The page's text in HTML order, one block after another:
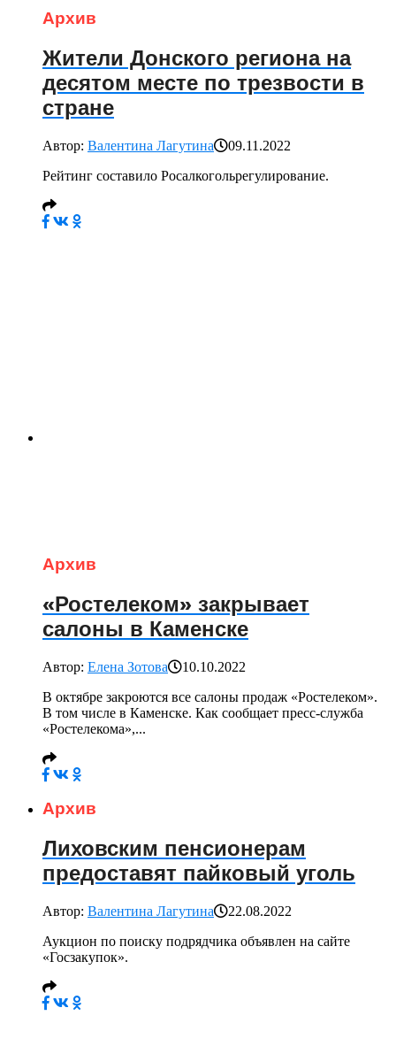
Архив
Жители Донского региона на
десятом месте по трезвости в
стране
Автор: Валентина Лагутина
09.11.2022
Рейтинг составило Росалкогольрегулирование.
Архив
«Ростелеком» закрывает
салоны в Каменске
Автор: Елена Зотова
10.10.2022
В октябре закроются все салоны продаж «Ростелеком».
В том числе в Каменске. Как сообщает пресс-служба
«Ростелекома»,...
Архив
Лиховским пенсионерам
предоставят пайковый уголь
Автор: Валентина Лагутина
22.08.2022
Аукцион по поиску подрядчика объявлен на сайте
«Госзакупок».